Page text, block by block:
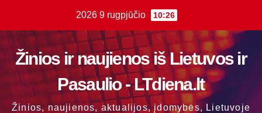
content
2026 9 rugpjūčio 10:26
Žinios ir naujienos iš Lietuvos ir
Pasaulio - LTdiena.lt
Žinios, naujienos, aktualijos, įdomybės, Lietuvoje